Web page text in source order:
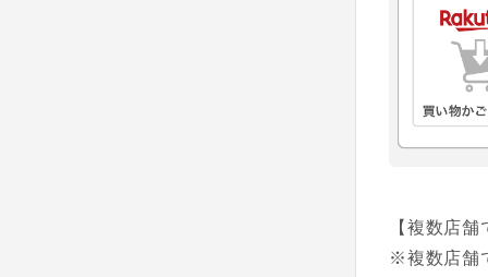
【複数店
※複数店舗